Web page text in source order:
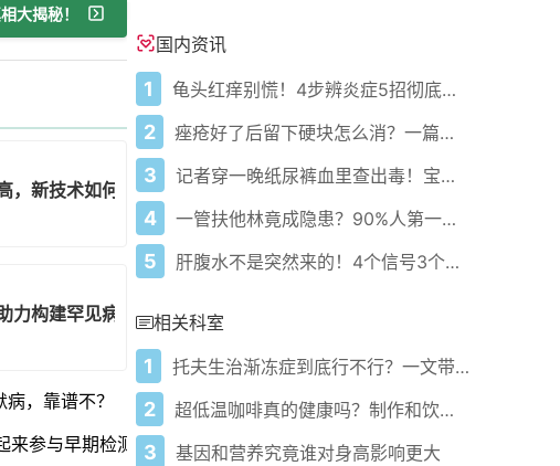
大揭秘！
，新技术如何实现无痕低风险治疗？
力构建罕见病全方位保障体系！
，靠谱不？
来参与早期检测！
国内资讯
1 龟头红痒别慌！4步辨炎症5招彻底防复发
2 痤疮好了后留下硬块怎么消？一篇给你讲明白！
3 记者穿一晚纸尿裤血里查出毒！宝宝血液浓度竟是成人的5倍？
4 一管扶他林竟成隐患？90%人第一步就错了！
5 肝腹水不是突然来的！4个信号3个管理要点别等肚子鼓起来
相关科室
1 托夫生治渐冻症到底行不行？一文带你看明白！
2 超低温咖啡真的健康吗？制作和饮用风险大揭秘！
3 基因和营养究竟谁对身高影响更大